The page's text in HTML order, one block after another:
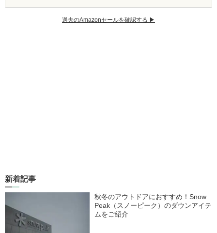
過去のAmazonセールを確認する ▶︎
新着記事
秋冬のアウトドアにおすすめ！Snow
Peak（スノーピーク）のダウンアイテ
ムをご紹介